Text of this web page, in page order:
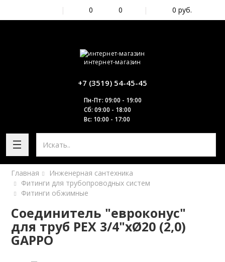
| 0 0 | 0 руб.
интернет-магазин
+7 (3519) 54-45-45
Пн-Пт: 09:00 - 19:00
Сб: 09:00 - 18:00
Вс: 10:00 - 17:00
Главная
Инженерная сантехника
Фитинги для трубопроводных систем
Фитинги обжимные
Соединитель "евроконус"
для труб PEX 3/4"хØ20 (2,0)
GAPPO